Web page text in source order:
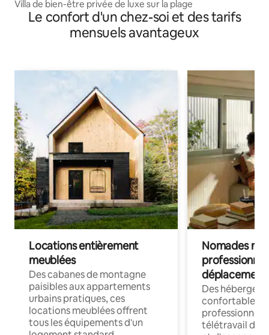
Villa de bien-être privée de luxe sur la plage
Le confort d'un chez-soi et des tarifs
mensuels avantageux
Locations entièrement
meublées
Des cabanes de montagne
paisibles aux appartements
urbains pratiques, ces
locations meublées offrent
tous les équipements d'un
Nomades
déplacement
Des
confortables
professionnels
télétravail